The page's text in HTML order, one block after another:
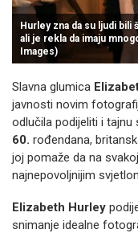
Hurley zna da su ljudi
ali je rekla da imaju
Images)
Slavna glumica
javnosti novim
odlučila podijeliti i tajnu
60. rođendana,
joj pomaže da na
najnepovoljnijim
Elizabeth Hurley
snimanje idealne